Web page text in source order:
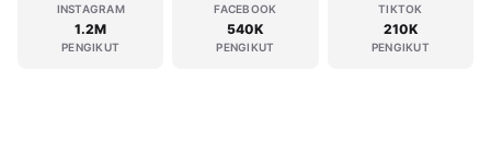
INSTAGRAM
1.2M
PENGIKUT
FACEBOOK
540K
PENGIKUT
TIKTOK
210K
PENGIKUT